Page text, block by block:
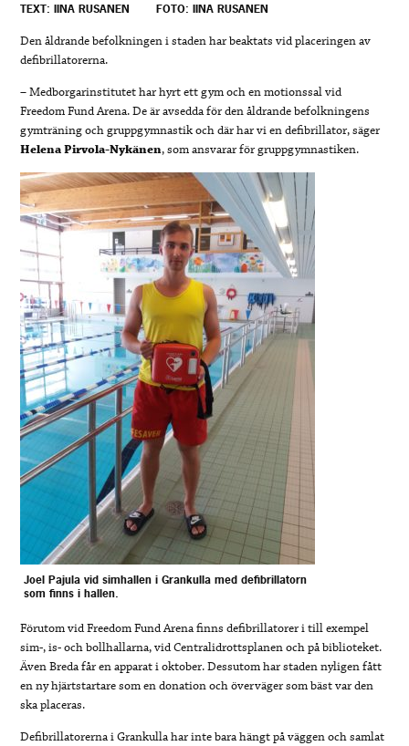
TEXT: IINA RUSANEN FOTO: IINA RUSANEN
Den åldrande befolkningen i staden har beaktats vid placeringen av
defibrillatorerna.
– Medborgarinstitutet har hyrt ett gym och en motionssal vid
Freedom Fund Arena. De är avsedda för den åldrande befolkningens
gymträning och gruppgymnastik och där har vi en defibrillator, säger
Helena Pirvola-Nykänen, som ansvarar för gruppgymnastiken.
Joel Pajula vid simhallen i Grankulla med defibrillatorn
som finns i hallen.
Förutom vid Freedom Fund Arena finns defibrillatorer i till exempel
sim-, is- och bollhallarna, vid Centralidrottsplanen och på biblioteket.
Även Breda får en apparat i oktober. Dessutom har staden nyligen fått
en ny hjärtstartare som en donation och överväger som bäst var den
ska placeras.
Defibrillatorerna i Grankulla har inte bara hängt på väggen och samlat